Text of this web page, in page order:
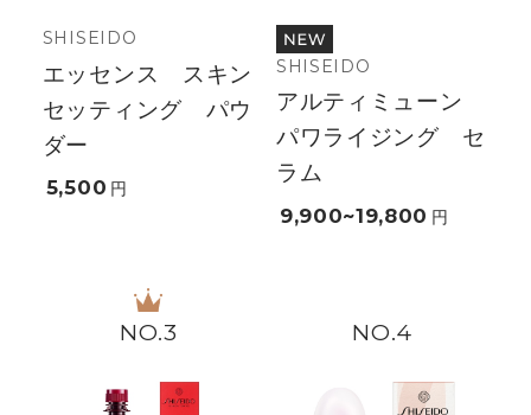
SHISEIDO
エッセンス スキン
セッティング パウ
ダー
5,500 円
SHISEIDO
アルティミューン
パワライジング セ
ラム
9,900~19,800 円
3 4